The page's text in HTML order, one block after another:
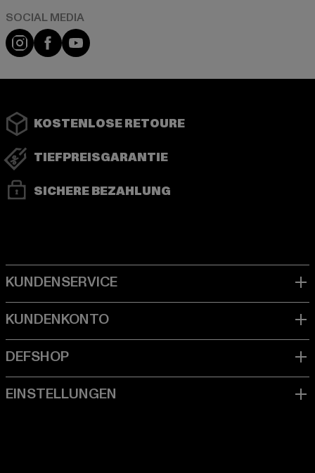
Instagram
FacebookYouTube
KOSTENLOSE RETOURE
TIEFPREISGARANTIE
SICHERE BEZAHLUNG